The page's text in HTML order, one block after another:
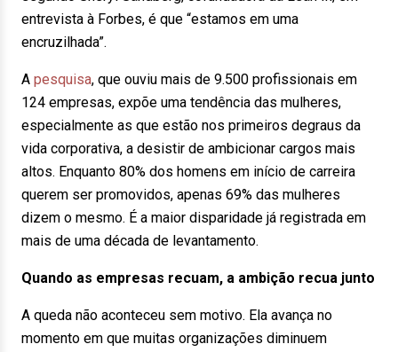
entrevista à Forbes, é que “estamos em uma
encruzilhada”.
A pesquisa, que ouviu mais de 9.500 profissionais em
124 empresas, expõe uma tendência das mulheres,
especialmente as que estão nos primeiros degraus da
vida corporativa, a desistir de ambicionar cargos mais
altos. Enquanto 80% dos homens em início de carreira
querem ser promovidos, apenas 69% das mulheres
dizem o mesmo. É a maior disparidade já registrada em
mais de uma década de levantamento.
Quando as empresas recuam, a ambição recua junto
A queda não aconteceu sem motivo. Ela avança no
momento em que muitas organizações diminuem